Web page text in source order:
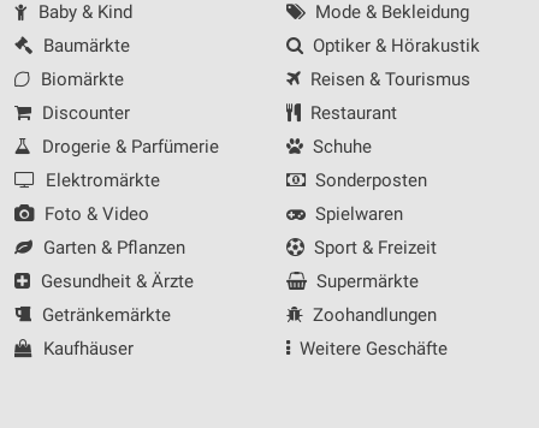
Baby & Kind
Baumärkte
Biomärkte
Discounter
Drogerie & Parfümerie
Elektromärkte
Foto & Video
Garten & Pflanzen
Gesundheit & Ärzte
Getränkemärkte
Kaufhäuser
Mode & Bekleidung
Optiker & Hörakustik
Reisen & Tourismus
Restaurant
Schuhe
Sonderposten
Spielwaren
Sport & Freizeit
Supermärkte
Zoohandlungen
Weitere Geschäfte